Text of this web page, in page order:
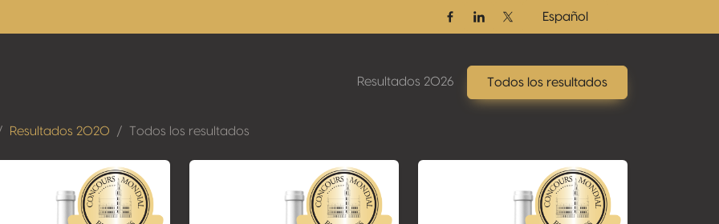
FacebookLinkedinTwitter / X
Español
Resultados 2026 Todos los resultados
Resultados 2020 Todos los resultados